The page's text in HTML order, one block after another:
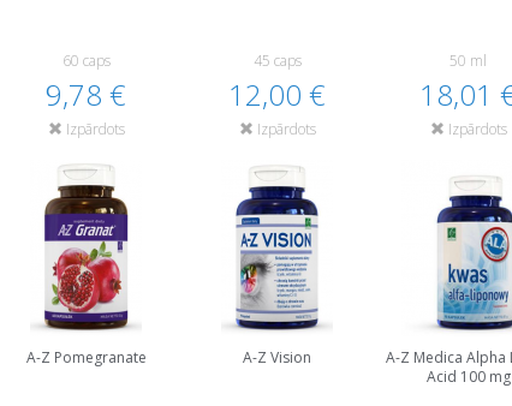
60 caps
9,78 €
Izpārdots
45 caps
12,00 €
Izpārdots
50 ml
18,01
Izpārdots
A-Z Pomegranate A-Z Vision
A-Z Medica Alpha
Acid 100 mg